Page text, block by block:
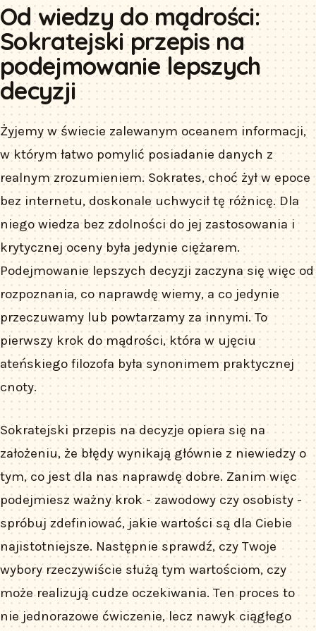
Od wiedzy do mądrości:
Sokratejski przepis na
podejmowanie lepszych
decyzji
Żyjemy w świecie zalewanym oceanem informacji,
w którym łatwo pomylić posiadanie danych z
realnym zrozumieniem. Sokrates, choć żył w epoce
bez internetu, doskonale uchwycił tę różnicę. Dla
niego wiedza bez zdolności do jej zastosowania i
krytycznej oceny była jedynie ciężarem.
Podejmowanie lepszych decyzji zaczyna się więc od
rozpoznania, co naprawdę wiemy, a co jedynie
przeczuwamy lub powtarzamy za innymi. To
pierwszy krok do mądrości, która w ujęciu
ateńskiego filozofa była synonimem praktycznej
cnoty.
Sokratejski przepis na decyzje opiera się na
założeniu, że błędy wynikają głównie z niewiedzy o
tym, co jest dla nas naprawdę dobre. Zanim więc
podejmiesz ważny krok - zawodowy czy osobisty -
spróbuj zdefiniować, jakie wartości są dla Ciebie
najistotniejsze. Następnie sprawdź, czy Twoje
wybory rzeczywiście służą tym wartościom, czy
może realizują cudze oczekiwania. Ten proces to
nie jednorazowe ćwiczenie, lecz nawyk ciągłego